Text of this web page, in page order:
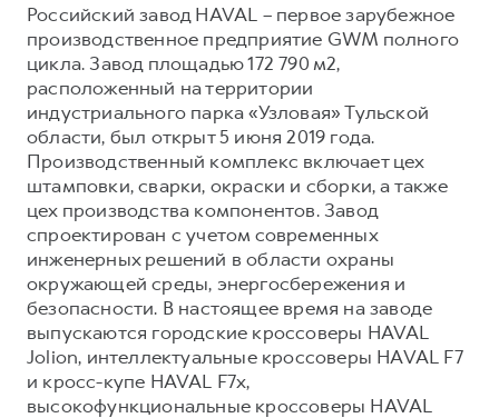
Российский завод HAVAL – первое зарубежное
производственное предприятие GWM полного
цикла. Завод площадью 172 790 м2,
расположенный на территории
индустриального парка «Узловая» Тульской
области, был открыт 5 июня 2019 года.
Производственный комплекс включает цех
штамповки, сварки, окраски и сборки, а также
цех производства компонентов. Завод
спроектирован с учетом современных
инженерных решений в области охраны
окружающей среды, энергосбережения и
безопасности. В настоящее время на заводе
выпускаются городские кроссоверы HAVAL
Jolion, интеллектуальные кроссоверы HAVAL F7
и кросс-купе HAVAL F7x,
высокофункциональные кроссоверы HAVAL